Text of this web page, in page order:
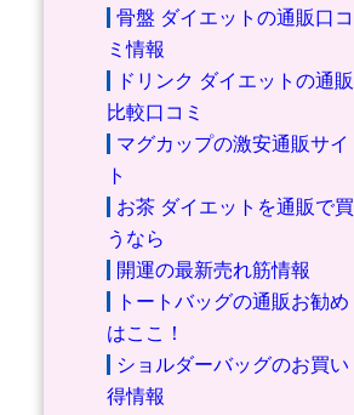
骨盤 ダイエットの通販口コ
ミ情報
ドリンク ダイエットの通販
比較口コミ
マグカップの激安通販サイ
ト
お茶 ダイエットを通販で買
うなら
開運の最新売れ筋情報
トートバッグの通販お勧め
はここ！
ショルダーバッグのお買い
得情報